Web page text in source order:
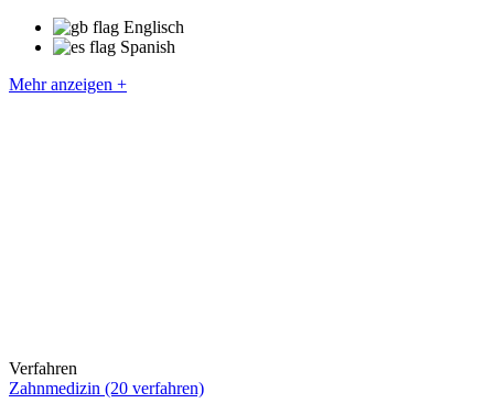
Englisch
Spanish
Mehr anzeigen +
Verfahren
Zahnmedizin (20 verfahren)